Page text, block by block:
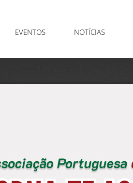
EVENTOS NOTÍCIAS